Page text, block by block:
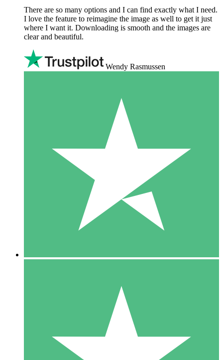
There are so many options and I can find exactly what I need.
I love the feature to reimagine the image as well to get it just
where I want it. Downloading is smooth and the images are
clear and beautiful.
Wendy Rasmussen